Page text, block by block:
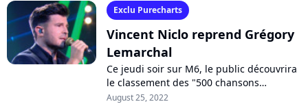
classiques...
Exclu Purecharts
Vincent Niclo reprend Grégory
Lemarchal
Ce jeudi soir sur M6, le public découvrira
le classement des "500 chansons
préférées des Français" durant une
August 25, 2022